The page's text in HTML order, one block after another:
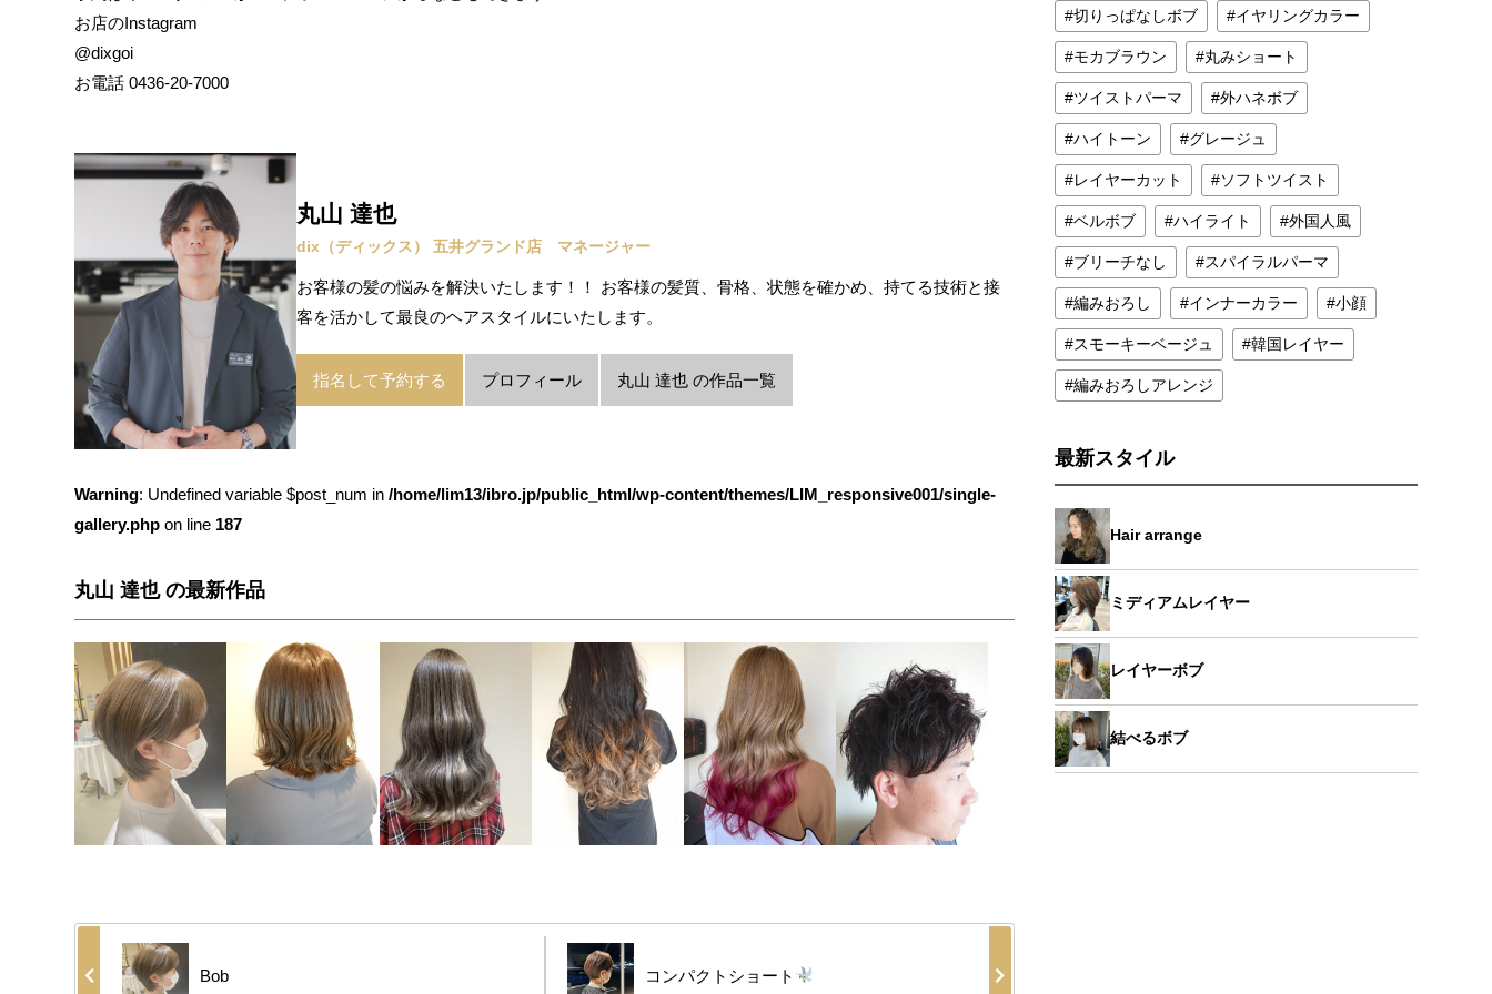
お店のInstagram
@dixgoi
お電話 0436-20-7000
丸山 達也
dix（ディックス） 五井グランド店 マネージャー
お客様の髪の悩みを解決いたします！！ お客様の髪質、骨格、状態を確かめ、持てる技術と接
客を活かして最良のヘアスタイルにいたします。
指名して予約する プロフィール 丸山 達也 の作品一覧
Warning: Undefined variable $post_num in/home/lim13/ibro.jp/public_html/wp-content/themes/LIM_responsive001/single-
gallery.php on line 187
丸山 達也 の最新作品
Bob コンパクトショート
切りっぱなしボブ イヤリングカラー
モカブラウン 丸みショート
ツイストパーマ 外ハネボブ
ハイトーン グレージュ
レイヤーカット ソフトツイスト
ベルボブ ハイライト 外国人風
ブリーチなし スパイラルパーマ
編みおろし インナーカラー 小顔
スモーキーベージュ 韓国レイヤー
編みおろしアレンジ
最新スタイル
Hair arrange
ミディアムレイヤー
レイヤーボブ
結べるボブ